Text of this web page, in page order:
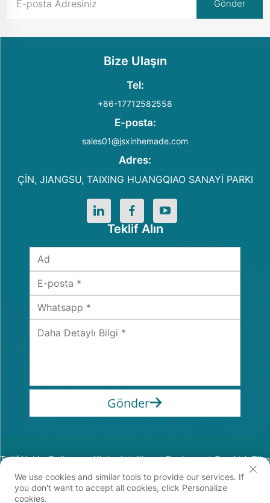
Bize Ulaşın
Tel:
+86-17712582558
E-posta:
sales01@jsxinhemade.com
Adres:
ÇİN, JIANGSU, TAIXING HUANGQIAO SANAYİ PARKI
Teklif Alın
Gönder
Telif Hakkı © Jiangsu Xinhe Intelligent Equipment Co., Ltd. Tüm
Hakları Saklıdır
Gizlilik Politikası
We use cookies and similar tools to provide our services. If
you don't want to accept all cookies, click Personalize
cookies.